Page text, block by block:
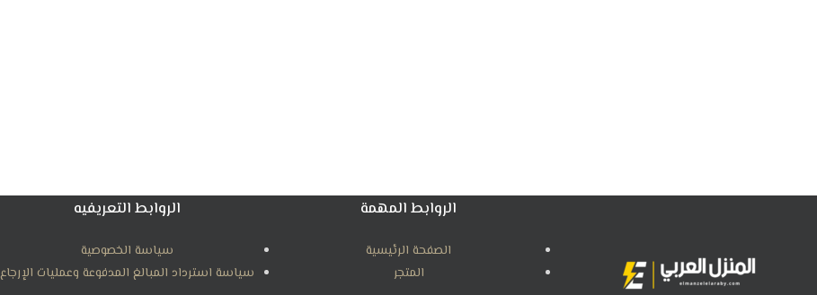
الروابط المهمة
الصفحة الرئيسية
المتجر
الروابط التعريفيه
سياسة الخصوصية
سياسة استرداد المبالغ المدفوعة وعمليات الإرجاع